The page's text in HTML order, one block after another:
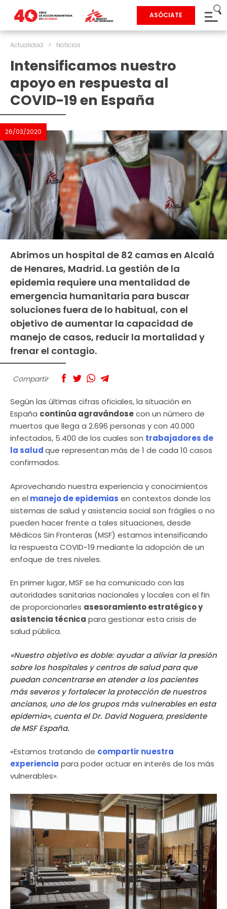
ASÓCIATE
Actualidad > Noticias
Intensificamos nuestro
apoyo en respuesta al
COVID-19 en España
26/03/2020
Abrimos un hospital de 82 camas en Alcalá
de Henares, Madrid. La gestión de la
epidemia requiere una mentalidad de
emergencia humanitaria para buscar
soluciones fuera de lo habitual, con el
objetivo de aumentar la capacidad de
manejo de casos, reducir la mortalidad y
frenar el contagio.
Compartir
Según las últimas cifras oficiales, la situación en
España continúa agravándosecon un número de
muertos que llega a 2.696 personas y con 40.000
infectados, 5.400 de los cuales son trabajadores de
la saludque representan más de 1 de cada 10 casos
confirmados.
Aprovechando nuestra experiencia y conocimientos
en el manejo de epidemias en contextos donde los
sistemas de salud y asistencia social son frágiles o no
pueden hacer frente a tales situaciones, desde
Médicos Sin Fronteras (MSF) estamos intensificando
la respuesta COVID-19 mediante la adopción de un
enfoque de tres niveles.
En primer lugar, MSF se ha comunicado con las
autoridades sanitarias nacionales y locales con el fin
de proporcionarles asesoramiento estratégico y
asistencia técnica para gestionar esta crisis de
salud pública.
«Nuestro objetivo es doble: ayudar a aliviar la presión
sobre los hospitales y centros de salud para que
puedan concentrarse en atender a los pacientes
más severos y fortalecer la protección de nuestros
ancianos, uno de los grupos más vulnerables en esta
epidemia», cuenta el Dr. David Noguera, presidente
de MSF España.
«Estamos tratando de compartir nuestra
experiencia para poder actuar en interés de los más
vulnerables».